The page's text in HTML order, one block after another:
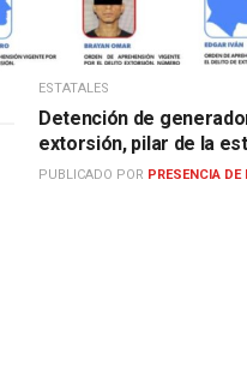
ESTATALES
Detención de
extorsión, pilar de la
PUBLICADO POR PRESENCIA DE